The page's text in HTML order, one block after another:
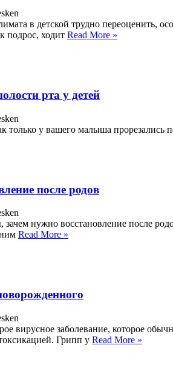
в детской трудно переоценить,
подрос, ходит Read More »
рта у детей
только у вашего малыша прорезались
после родов
зачем нужно восстановление после
Read More »
вирусное заболевание, которое
Грипп у Read More »